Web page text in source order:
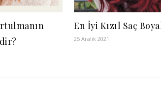
En İyi Kızıl Saç
25 Aralık 2021